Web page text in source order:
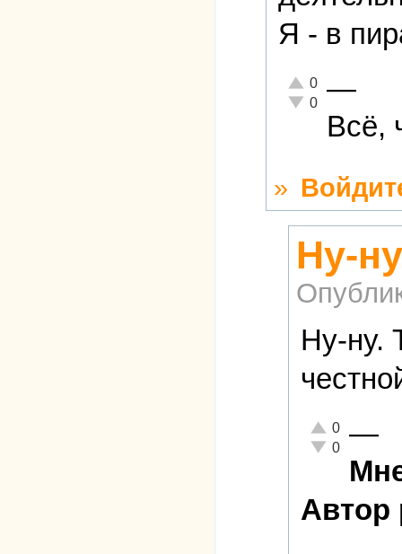
Я - в
Отлично!
0
Неадекватно!
0 —
Всё,
»
Ну-
Ну-ну.
Отлично!
0
Неадекватно!
0 —
Автор